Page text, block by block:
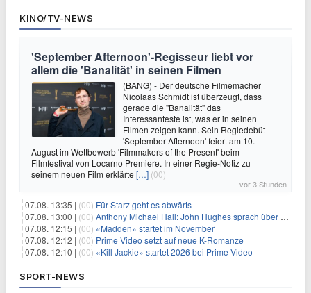
KINO/TV-NEWS
'September Afternoon'-Regisseur liebt vor
allem die 'Banalität' in seinen Filmen
(BANG) - Der deutsche Filmemacher
Nicolaas Schmidt ist überzeugt, dass
gerade die "Banalität" das
Interessanteste ist, was er in seinen
Filmen zeigen kann. Sein Regiedebüt
'September Afternoon' feiert am 10.
August im Wettbewerb 'Filmmakers of the Present' beim
Filmfestival von Locarno Premiere. In einer Regie-Notiz zu
seinem neuen Film erklärte […] (00)
vor 3 Stunden
07.08. 13:35 | (00) Für Starz geht es abwärts
07.08. 13:00 | (00) Anthony Michael Hall: John Hughes sprach über eine Fortsetzung von 'The Breakfast Club'
07.08. 12:15 | (00) «Madden» startet im November
07.08. 12:12 | (00) Prime Video setzt auf neue K-Romanze
07.08. 12:10 | (00) «Kill Jackie» startet 2026 bei Prime Video
SPORT-NEWS